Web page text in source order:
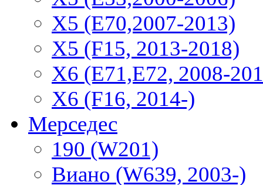
X5 (E70,2007-2013)
X5 (F15, 2013-2018)
X6 (E71,E72, 2008-
X6 (F16, 2014-)
Мерседес
190 (W201)
Виано (W639, 2003-)